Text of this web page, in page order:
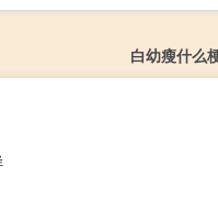
白幼瘦什么